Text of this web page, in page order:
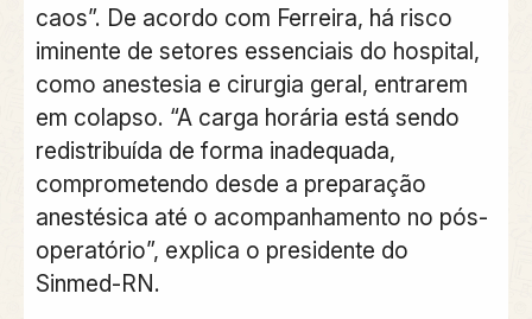
caos”. De acordo com Ferreira, há risco
iminente de setores essenciais do hospital,
como anestesia e cirurgia geral, entrarem
em colapso. “A carga horária está sendo
redistribuída de forma inadequada,
comprometendo desde a preparação
anestésica até o acompanhamento no pós-
operatório”, explica o presidente do
Sinmed-RN.